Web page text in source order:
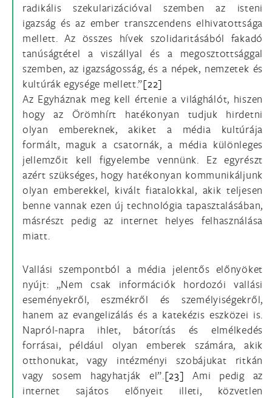
radikális szekularizációval szemben az isteni
igazság és az ember transzcendens elhivatottsága
mellett. Az összes hívek szolidaritásából fakadó
tanúságtétel a viszállyal és a megosztottsággal
szemben, az igazságosság, és a népek, nemzetek és
kultúrák egysége mellett.”[22]
Az Egyháznak meg kell értenie a világhálót, hiszen
hogy az Örömhírt hatékonyan tudjuk hirdetni
olyan embereknek, akiket a média kultúrája
formált, maguk a csatornák, a média különleges
jellemzőit kell figyelembe vennünk. Ez egyrészt
azért szükséges, hogy hatékonyan kommunikáljunk
olyan emberekkel, kivált fiatalokkal, akik teljesen
benne vannak ezen új technológia tapasztalásában,
másrészt pedig az internet helyes felhasználása
miatt.
Vallási szempontból a média jelentős előnyöket
nyújt: „Nem csak információk hordozói vallási
eseményekről, eszmékről és személyiségekről,
hanem az evangelizálás és a katekézis eszközei is.
Napról-napra ihlet, bátorítás és elmélkedés
forrásai, például olyan emberek számára, akik
otthonukat, vagy intézményi szobájukat ritkán
vagy sosem hagyhatják el”.[23] Ami pedig az
internet sajátos előnyeit illeti, közvetlen